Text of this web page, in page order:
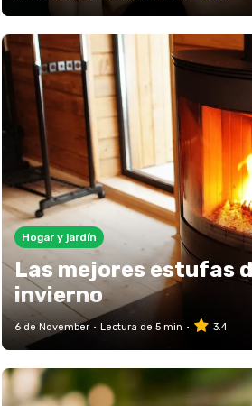
Hogar y jardín
Las mejores estufas
invierno
6 de November Lectura de 5 min 3.4